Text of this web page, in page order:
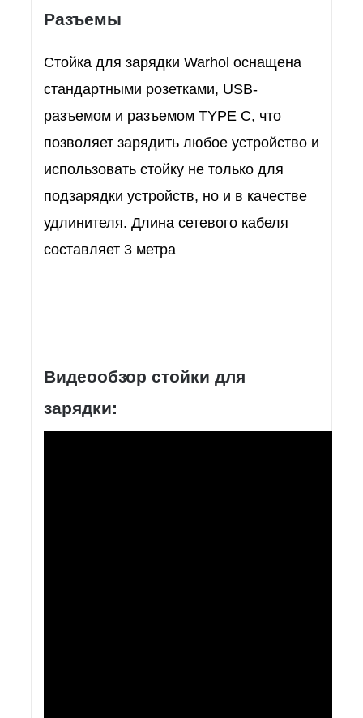
Разъемы
Стойка для зарядки Warhol оснащена
стандартными розетками, USB-
разъемом и разъемом TYPE C, что
позволяет зарядить любое устройство и
использовать стойку не только для
подзарядки устройств, но и в качестве
удлинителя. Длина сетевого кабеля
составляет 3 метра
Видеообзор стойки для
зарядки: